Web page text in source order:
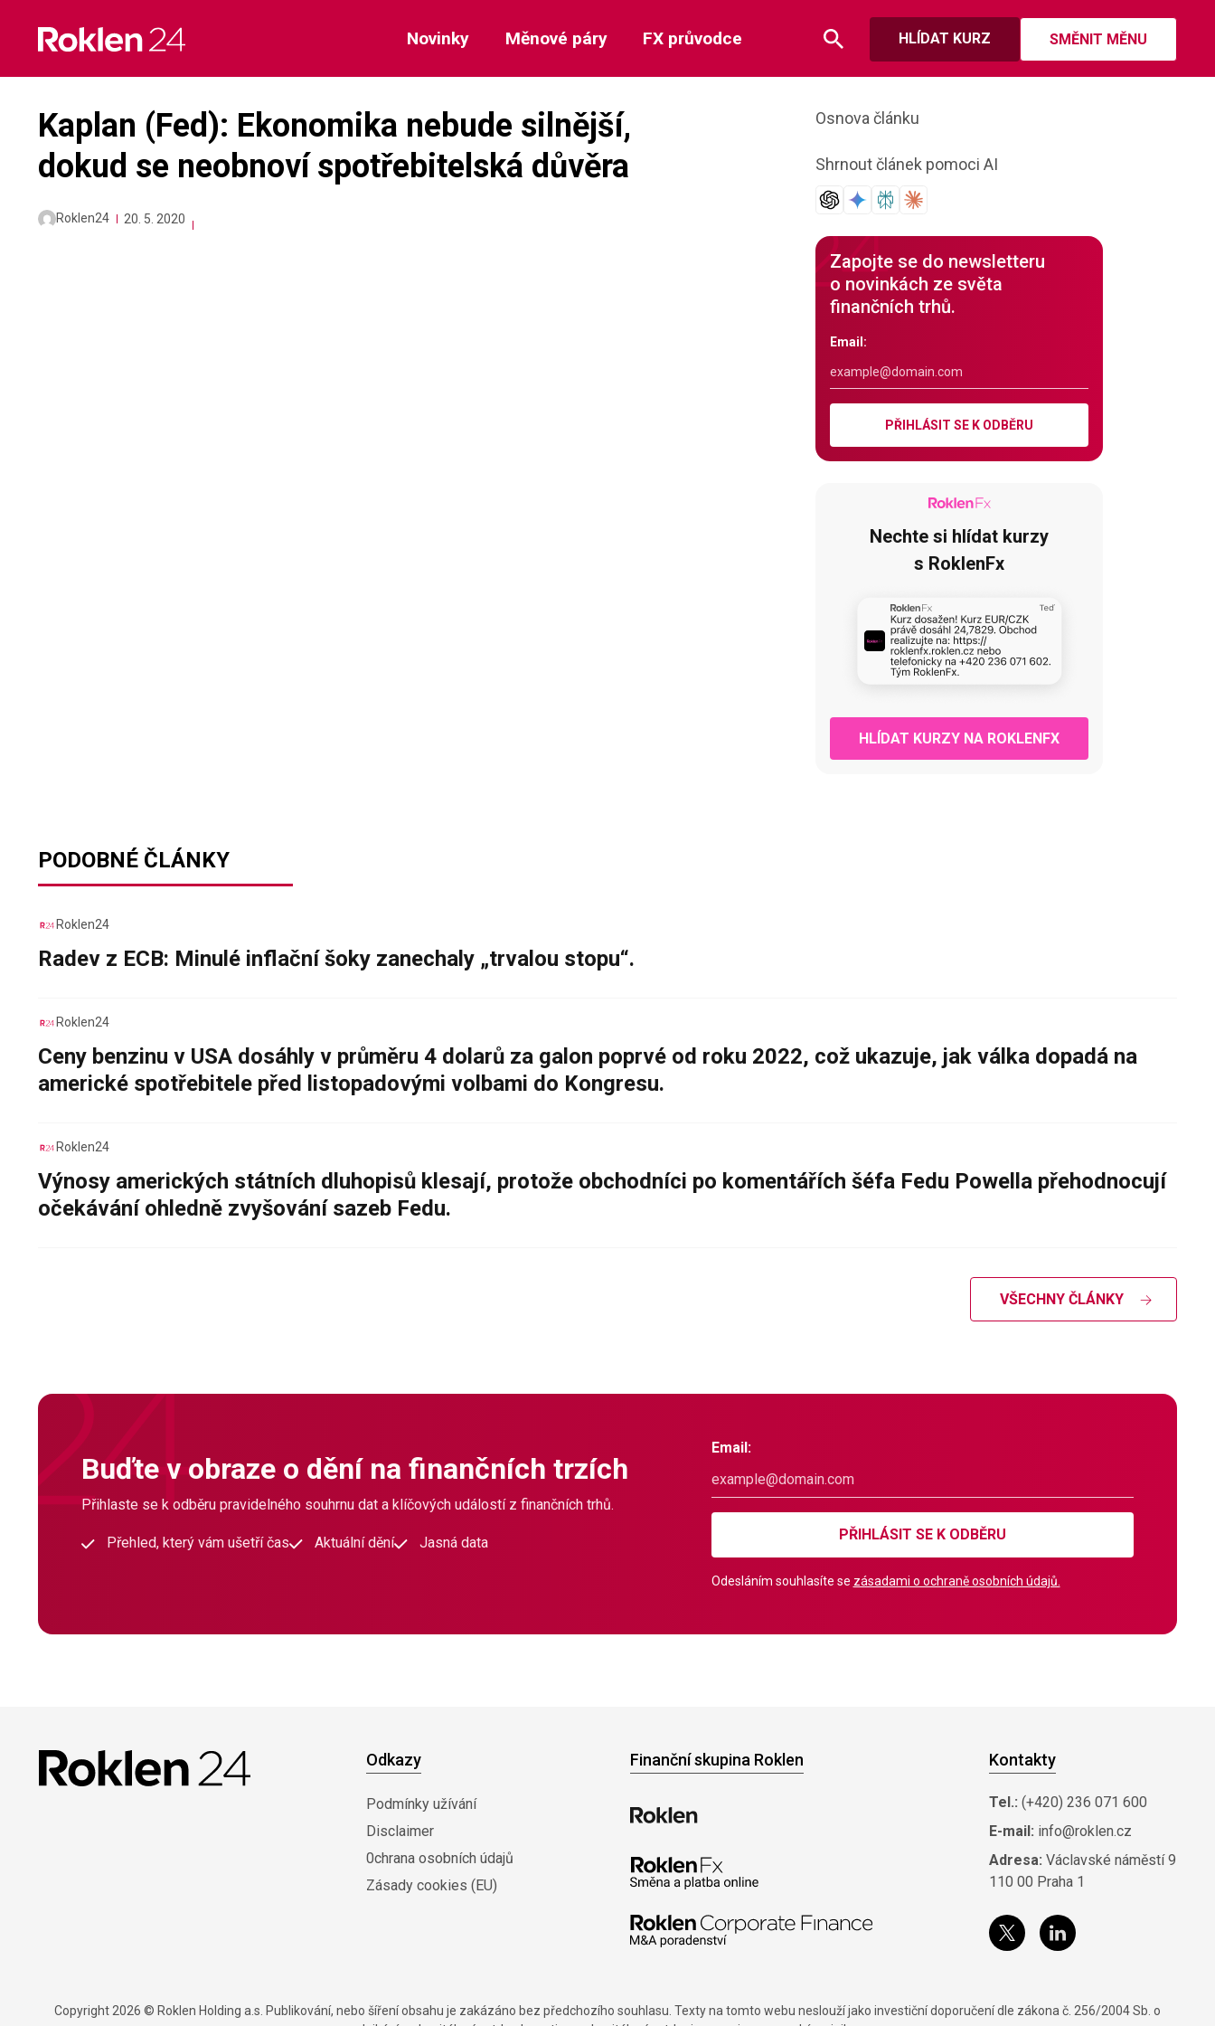
content
HLÍDAT KURZ SMĚNIT MĚNU
Novinky Měnové páry FX průvodce
Kaplan (Fed): Ekonomika nebude silnější,
dokud se neobnoví spotřebitelská důvěra
Roklen24 20. 5. 2020
Osnova článku
Shrnout článek pomoci AI
Zapojte se do newsletteru
o novinkách ze světa
finančních trhů.
Email:
PŘIHLÁSIT SE K ODBĚRU
Nechte si hlídat kurzy
s RoklenFx
HLÍDAT KURZY NA ROKLENFX
PODOBNÉ ČLÁNKY
Roklen24
Radev z ECB: Minulé inflační šoky zanechaly „trvalou stopu“.
Roklen24
Ceny benzinu v USA dosáhly v průměru 4 dolarů za galon poprvé od roku 2022, což ukazuje, jak válka dopadá na
americké spotřebitele před listopadovými volbami do Kongresu.
Roklen24
Výnosy amerických státních dluhopisů klesají, protože obchodníci po komentářích šéfa Fedu Powella přehodnocují
očekávání ohledně zvyšování sazeb Fedu.
VŠECHNY ČLÁNKY
Buďte v obraze o dění na finančních trzích
Přihlaste se k odběru pravidelného souhrnu dat a klíčových událostí z finančních trhů.
Přehled, který vám ušetří čas Aktuální dění Jasná data
Email:
PŘIHLÁSIT SE K ODBĚRU
Odesláním souhlasíte se zásadami o ochraně osobních údajů.
Odkazy
Podmínky užívání
Disclaimer
0chrana osobních údajů
Zásady cookies (EU)
Finanční skupina Roklen Kontakty
Tel.: (+420) 236 071 600
E-mail: info@roklen.cz
Adresa: Václavské náměstí 9
110 00 Praha 1
Copyright 2026 © Roklen Holding a.s. Publikování, nebo šíření obsahu je zakázáno bez předchozího souhlasu. Texty na tomto webu neslouží jako investiční doporučení dle zákona č. 256/2004 Sb. o